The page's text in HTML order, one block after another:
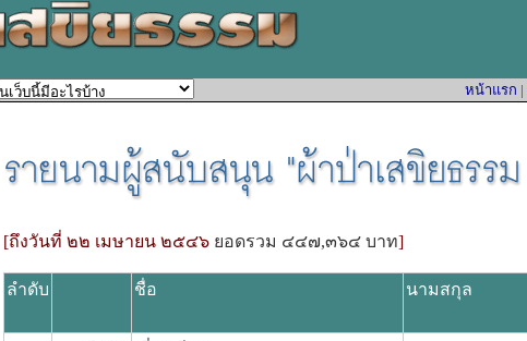
หน้าแรก |
[ถึงวันที่ ๒๒ เมษายน ๒๕๔๖ ยอดรวม ๔๔๗,๓๖๔ บาท]
ลำดับ ชื่อ นามสกุล